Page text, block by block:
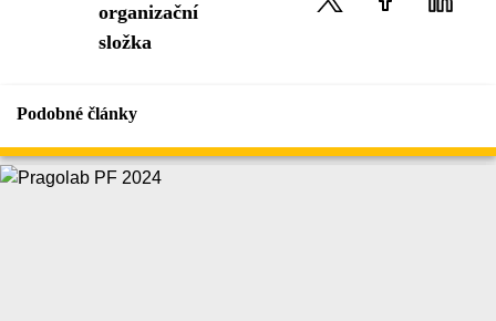
organizační
složka
Podobné články